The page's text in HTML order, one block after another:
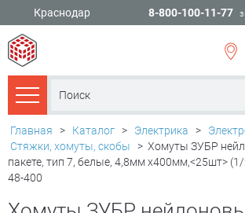
Краснодар 8-800-100-11-77
Каталог товаров
Главная > Каталог > Электрика >
Стяжки, хомуты, скобы
> Хомуты ЗУБР
пакете, тип 7, белые, 4,8мм х400мм,<25шт>
48-400